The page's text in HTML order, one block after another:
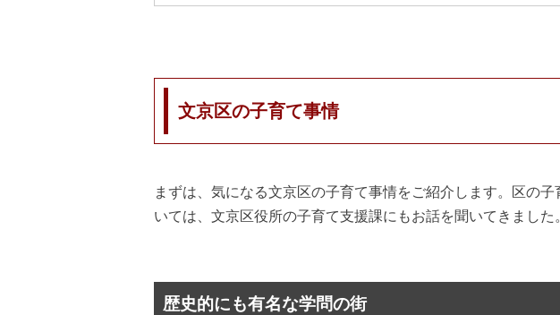
文京区の子育て事情
まずは、気になる文京区の子育て事情をご紹介します。区の
いては、文京区役所の子育て支援課にもお話を聞いてきました。
歴史的にも有名な学問の街